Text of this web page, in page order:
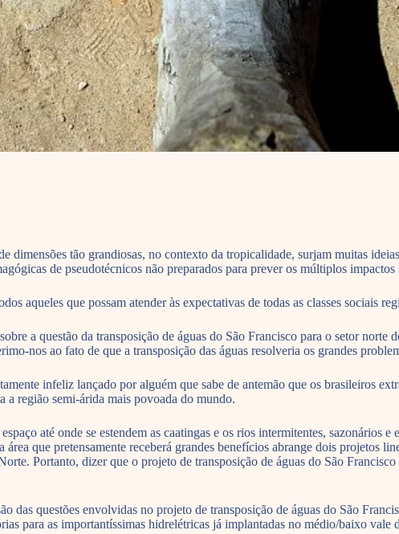
dimensões tão grandiosas, no contexto da tropicalidade, surjam muitas
de pseudotécnicos não preparados para prever os múltiplos
aqueles que possam atender às expectativas de todas as classes sociais
a questão da transposição de águas do São Francisco para o setor
nos ao fato de que a transposição das águas resolveria os grandes
infeliz lançado por alguém que sabe de antemão que os brasileiros
a região semi-árida mais povoada do mundo.
até onde se estendem as caatingas e os rios intermitentes,
que pretensamente receberá grandes benefícios abrange dois projetos
Portanto, dizer que o projeto de transposição de águas do São
das questões envolvidas no projeto de transposição de águas do São
para as importantíssimas hidrelétricas já implantadas no médio/baixo